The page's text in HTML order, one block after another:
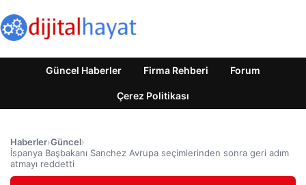
Güncel Haberler Firma Rehberi Forum
Çerez Politikası
Haberler›Güncel›
İspanya Başbakanı Sanchez Avrupa seçimlerinden sonra geri adım
atmayı reddetti